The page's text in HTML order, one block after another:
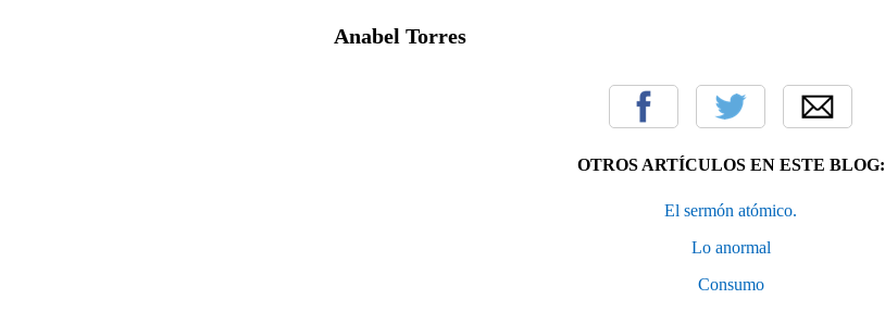
Anabel Torres
OTROS ARTÍCULOS EN ESTE BLOG:
El sermón atómico.
Lo anormal
Consumo